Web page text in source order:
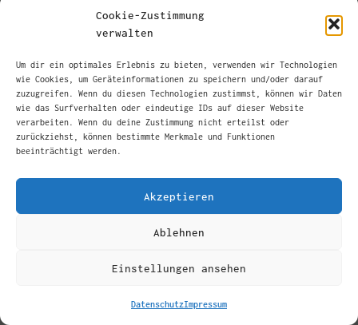
Cookie-Zustimmung
verwalten
Um dir ein optimales Erlebnis zu bieten, verwenden wir Technologien
wie Cookies, um Geräteinformationen zu speichern und/oder darauf
zuzugreifen. Wenn du diesen Technologien zustimmst, können wir Daten
wie das Surfverhalten oder eindeutige IDs auf dieser Website
verarbeiten. Wenn du deine Zustimmung nicht erteilst oder
zurückziehst, können bestimmte Merkmale und Funktionen
beeinträchtigt werden.
Akzeptieren
Ablehnen
Einstellungen ansehen
DatenschutzImpressum
Beginn 20.00. Eintritt frei.
2022
Beitragsnavigation
Previous: UMFYR –
Colours Of Distance
Next: ZVO55 – III
(Linien)